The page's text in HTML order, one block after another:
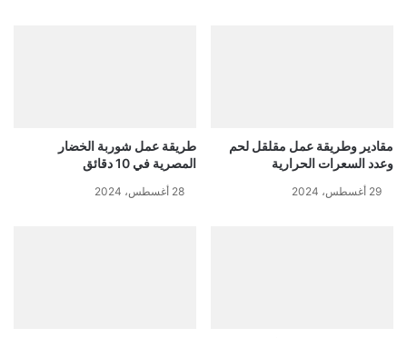
مقادير وطريقة عمل مقلقل لحم
وعدد السعرات الحرارية
29 أغسطس، 2024
طريقة عمل شوربة الخضار
المصرية في 10 دقائق
28 أغسطس، 2024